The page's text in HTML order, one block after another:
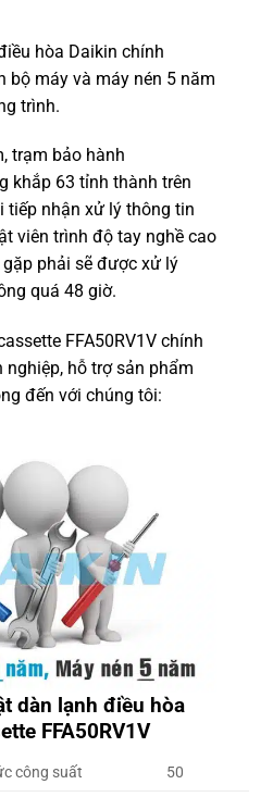
hòa Daikin chính
bộ máy và máy nén 5 năm
trình.
trạm bảo hành
khắp 63 tỉnh thành trên
tiếp nhận xử lý thông tin
viên trình độ tay nghề cao
phải sẽ được xử lý
quá 48 giờ.
FFA50RV1V chính
nghiệp, hỗ trợ sản phẩm
đến với chúng tôi:
dàn lạnh điều hòa
FFA50RV1V
công suất 50